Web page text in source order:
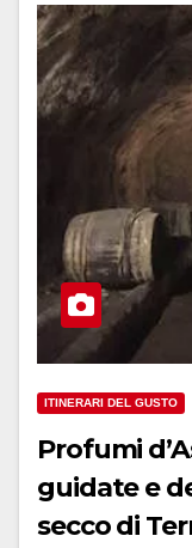
ITINERARI DEL GUSTO
Profumi
guidate e
secco di